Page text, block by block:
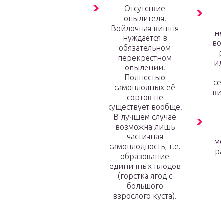
Отсутствие
опылителя.
Войлочная вишня
нуждается в
обязательном
перекрёстном
опылении.
Полностью
самоплодных её
сортов не
существует вообще.
В лучшем случае
возможна лишь
частичная
самоплодность, т.е.
образование
единичных плодов
(горстка ягод с
большого
взрослого куста).